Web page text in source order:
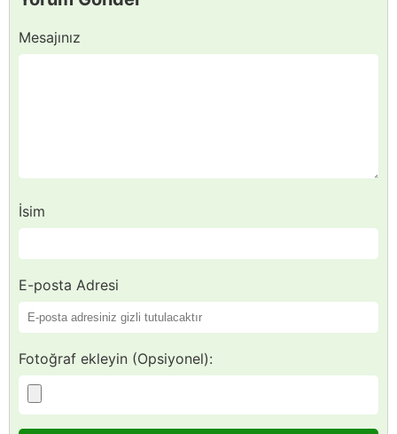
Mesajınız
İsim
E-posta Adresi
Fotoğraf ekleyin (Opsiyonel):